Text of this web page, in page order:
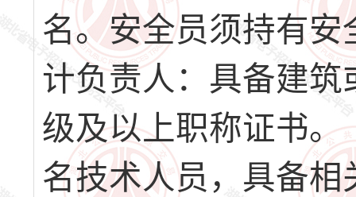
名。安全员须持有安
计负责人：具备建
级及以上职称证书。
名技术人员，具备